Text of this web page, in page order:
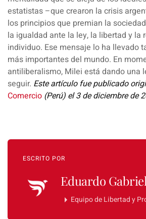
estatistas –que crearon la crisis
los principios que premian la
la igualdad ante la ley, la libertad y la
individuo. Ese mensaje lo ha llevado
más importantes del mundo. En
antiliberalismo, Milei está dando una
seguir. Este artículo fue publicado
Comercio (Perú) el 3 de diciembre de
ESCRITO POR
Eduardo
Equipo de Libertad y